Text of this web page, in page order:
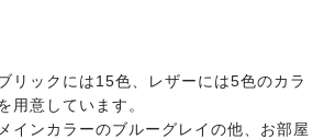
リックには15色、レザーには5色のカラ
用意しています。
インカラーのブルーグレイの他、お部屋